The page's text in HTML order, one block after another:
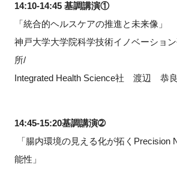
14:10-14:45 基調講演①
「統合的ヘルスケアの推進と未来像」
神戸大学大学院科学技術イノベーショ
所/
Integrated Health Science社 渡辺 恭良
14:45-15:20基調講演➁
「腸内環境の見える化が拓くPrecision
能性」